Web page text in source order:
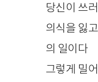
당신이 쓰
의식을 잃
의 일이다
그렇게 밀